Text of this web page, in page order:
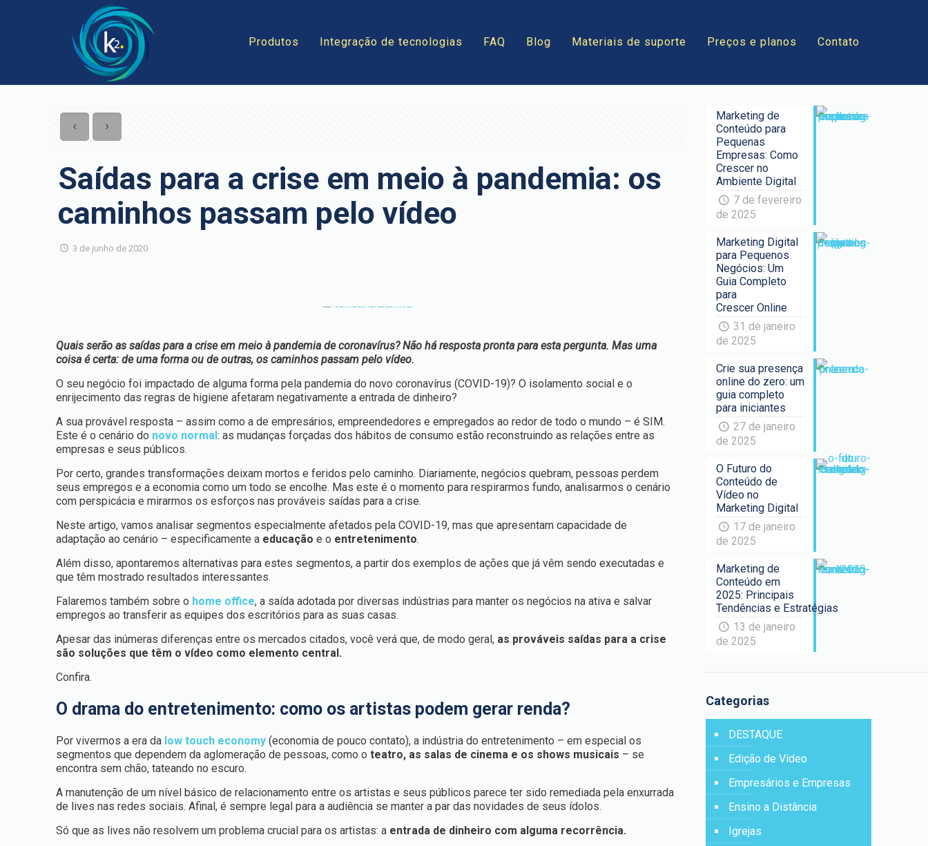
Produtos Integração de tecnologias FAQ Blog Materiais de suporte Preços e planos Contato
Saídas para a crise em meio à pandemia: os
caminhos passam pelo vídeo
3 de junho de 2020
Quais serão as saídas para a crise em meio à pandemia de coronavírus? Não há resposta pronta para esta pergunta. Mas uma
coisa é certa: de uma forma ou de outras, os caminhos passam pelo vídeo.
O seu negócio foi impactado de alguma forma pela pandemia do novo coronavírus (COVID-19)? O isolamento social e o
enrijecimento das regras de higiene afetaram negativamente a entrada de dinheiro?
A sua provável resposta – assim como a de empresários, empreendedores e empregados ao redor de todo o mundo – é SIM.
Este é o cenário do novo normal: as mudanças forçadas dos hábitos de consumo estão reconstruindo as relações entre as
empresas e seus públicos.
Por certo, grandes transformações deixam mortos e feridos pelo caminho. Diariamente, negócios quebram, pessoas perdem
seus empregos e a economia como um todo se encolhe. Mas este é o momento para respirarmos fundo, analisarmos o cenário
com perspicácia e mirarmos os esforços nas prováveis saídas para a crise.
Neste artigo, vamos analisar segmentos especialmente afetados pela COVID-19, mas que apresentam capacidade de
adaptação ao cenário – especificamente a educaçãoe o entretenimento.
Além disso, apontaremos alternativas para estes segmentos, a partir dos exemplos de ações que já vêm sendo executadas e
que têm mostrado resultados interessantes.
Falaremos também sobre o home office, a saída adotada por diversas indústrias para manter os negócios na ativa e salvar
empregos ao transferir as equipes dos escritórios para as suas casas.
Apesar das inúmeras diferenças entre os mercados citados, você verá que, de modo geral, as prováveis saídas para a crise
são soluções que têm o vídeo como elemento central.
Confira.
O drama do entretenimento: como os artistas podem gerar renda?
Por vivermos a era da low touch economy (economia de pouco contato), a indústria do entretenimento – em especial os
segmentos que dependem da aglomeração de pessoas, como oteatro, as salas de cinema e os shows musicais – se
encontra sem chão, tateando no escuro.
A manutenção de um nível básico de relacionamento entre os artistas e seus públicos parece ter sido remediada pela enxurrada
de lives nas redes sociais. Afinal, é sempre legal para a audiência se manter a par das novidades de seus ídolos.
Só que as lives não resolvem um problema crucial para os artistas: a entrada de dinheiro com alguma recorrência.
Marketing de
Conteúdo para
Pequenas
Empresas: Como
Crescer no
Ambiente Digital
7 de fevereiro
de 2025
Marketing Digital
para Pequenos
Negócios: Um
Guia Completo
para
Crescer Online
31 de janeiro
de 2025
Crie sua presença
online do zero: um
guia completo
para iniciantes
27 de janeiro
de 2025
O Futuro do
Conteúdo de
Vídeo no
Marketing Digital
17 de janeiro
de 2025
Marketing de
Conteúdo em
2025: Principais
Tendências e Estratégias
13 de janeiro
de 2025
Categorias
DESTAQUE
Edição de Vídeo
Empresários e Empresas
Ensino a Distância
Igrejas